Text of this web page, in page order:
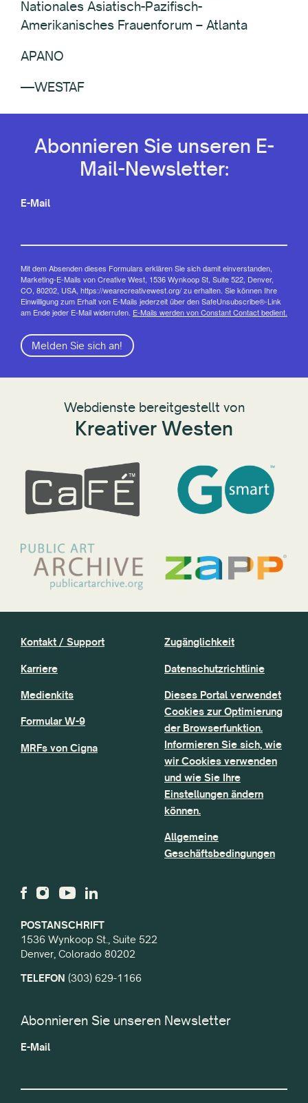
Nationales Asiatisch-Pazifisch-
Amerikanisches Frauenforum – Atlanta
APANO
—WESTAF
Abonnieren Sie unseren E-
Mail-Newsletter:
E-Mail
Mit dem Absenden dieses Formulars erklären Sie sich damit einverstanden,
Marketing-E-Mails von Creative West, 1536 Wynkoop St, Suite 522, Denver,
CO, 80202, USA, https://wearecreativewest.org/ zu erhalten. Sie können Ihre
Einwilligung zum Erhalt von E-Mails jederzeit über den SafeUnsubscribe®-Link
am Ende jeder E-Mail widerrufen. E-Mails werden von Constant Contact bedient.
Melden Sie sich an!
Webdienste bereitgestellt von
Kreativer Westen
POSTANSCHRIFT
1536 Wynkoop St., Suite 522
Denver, Colorado 80202
TELEFON (303) 629-1166
Kontakt / Support
Karriere
Medienkits
Formular W-9
MRFs von Cigna
Zugänglichkeit
Datenschutzrichtlinie
Dieses Portal verwendet
Cookies zur Optimierung
der Browserfunktion.
Informieren Sie sich, wie
wir Cookies verwenden
und wie Sie Ihre
Einstellungen ändern
können.
Allgemeine
Geschäftsbedingungen
Abonnieren Sie unseren Newsletter
E-Mail